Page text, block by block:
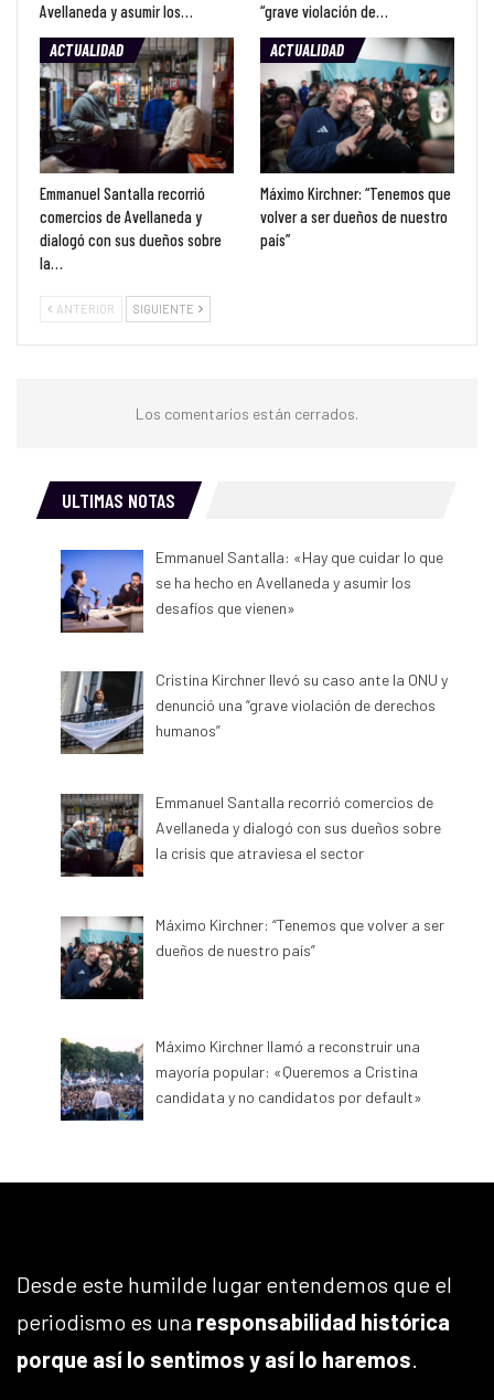
Avellaneda y asumir los…
“grave violación de…
ACTUALIDAD
Emmanuel Santalla recorrió
comercios de Avellaneda y
dialogó con sus dueños sobre
la…
ACTUALIDAD
Máximo Kirchner: “Tenemos que
volver a ser dueños de nuestro
país”
ANTERIOR SIGUIENTE
Los comentarios están cerrados.
ULTIMAS NOTAS
Emmanuel Santalla: «Hay que cuidar lo que
se ha hecho en Avellaneda y asumir los
desafíos que vienen»
Cristina Kirchner llevó su caso ante la ONU y
denunció una “grave violación de derechos
humanos”
Emmanuel Santalla recorrió comercios de
Avellaneda y dialogó con sus dueños sobre
la crisis que atraviesa el sector
Máximo Kirchner: “Tenemos que volver a ser
dueños de nuestro país”
Máximo Kirchner llamó a reconstruir una
mayoría popular: «Queremos a Cristina
candidata y no candidatos por default»
Desde este humilde lugar entendemos que el
periodismo es una responsabilidad histórica
porque así lo sentimos y así lo haremos.